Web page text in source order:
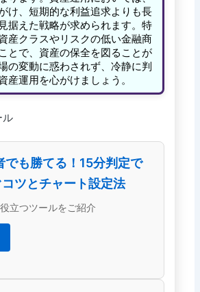
け、短期的な利益追求よりも長
据えた戦略が求められます。特
産クラスやリスクの低い金融商
とで、資産の保全を図ることが
の変動に惑わされず、冷静に判
産運用を心がけましょう。
ル
でも勝てる！15分判定で
ツとチャート設定法
立つツールをご紹介